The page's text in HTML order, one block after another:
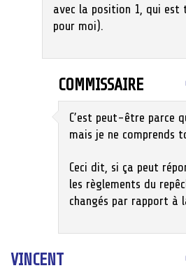
avec la position 1, qui
pour moi).
COMMISSAIRE
C’est peut-être parce
mais je ne comprends
Ceci dit, si ça peut
les règlements du
changés par rapport à
VINCENT